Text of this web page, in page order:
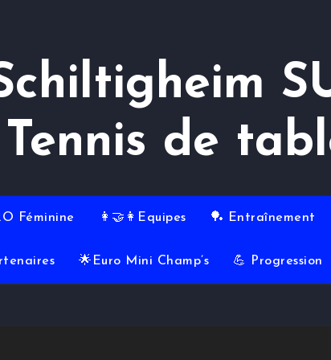
Tennis de
Féminine 👩‍🤝‍👩Equipes 🏓 Entraînement
🌟Euro Mini Champ’s 💪 Progression